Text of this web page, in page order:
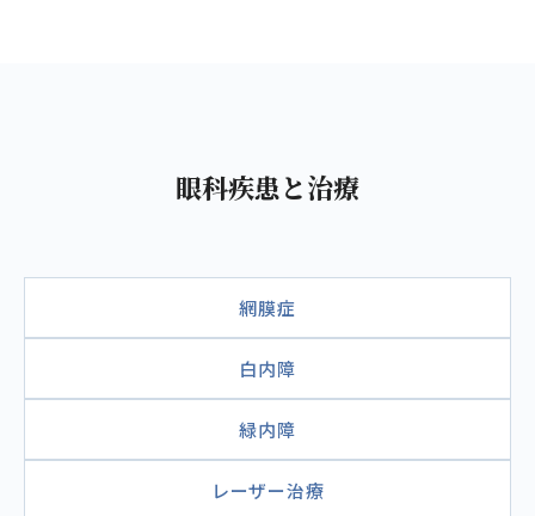
眼科疾患と治療
網膜症
白内障
緑内障
レーザー治療